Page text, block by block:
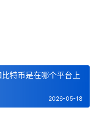
特币是在哪个平台上
2026-05-18